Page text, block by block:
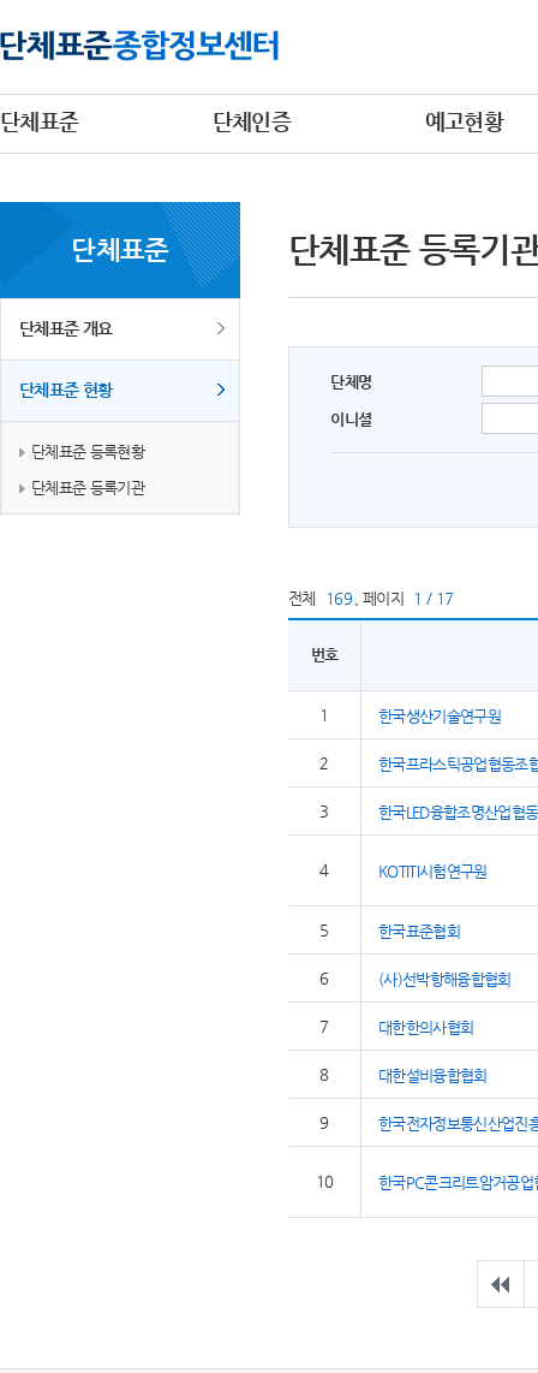
단체표준 단체인증 예고현황
단체표준
단체표준 개요
단체표준 현황
단체표준 등록현황
단체표준 등록기관
단체표준 등록기
단체명
이니셜
전체 169 페이지 1 / 17
번호
1 한국생산기술연구원
2 한국프라스틱공업협동조
3 한국LED융합조명산업협
4 KOTITI시험연구원
5 한국표준협회
6 (사)선박항해융합협회
7 대한한의사협회
8 대한설비융합협회
9 한국전자정보통신산업진
10 한국PC콘크리트암거공업